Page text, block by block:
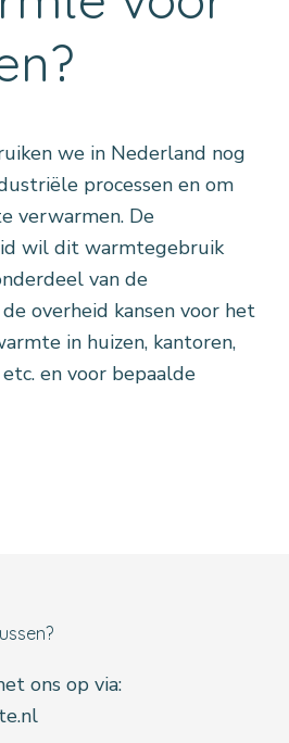
we in Nederland nog
processen en om
verwarmen. De
wil dit warmtegebruik
van de
overheid kansen voor het
in huizen, kantoren,
en voor bepaalde
ons op via: